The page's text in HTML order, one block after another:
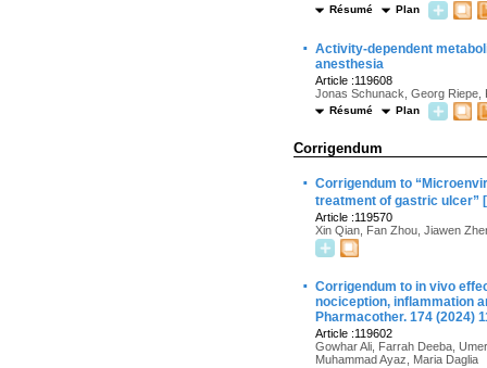
Résumé Plan
· Activity-dependent
anesthesia
Article :119608
Jonas Schunack, Georg Riepe,
Résumé Plan
Corrigendum
· Corrigendum to
treatment of gastric ulcer”
Article :119570
Xin Qian, Fan Zhou, Jiawen
· Corrigendum to in vivo
nociception, inflammation
Pharmacother. 174 (2024)
Article :119602
Gowhar Ali, Farrah Deeba,
Muhammad Ayaz, Maria Daglia